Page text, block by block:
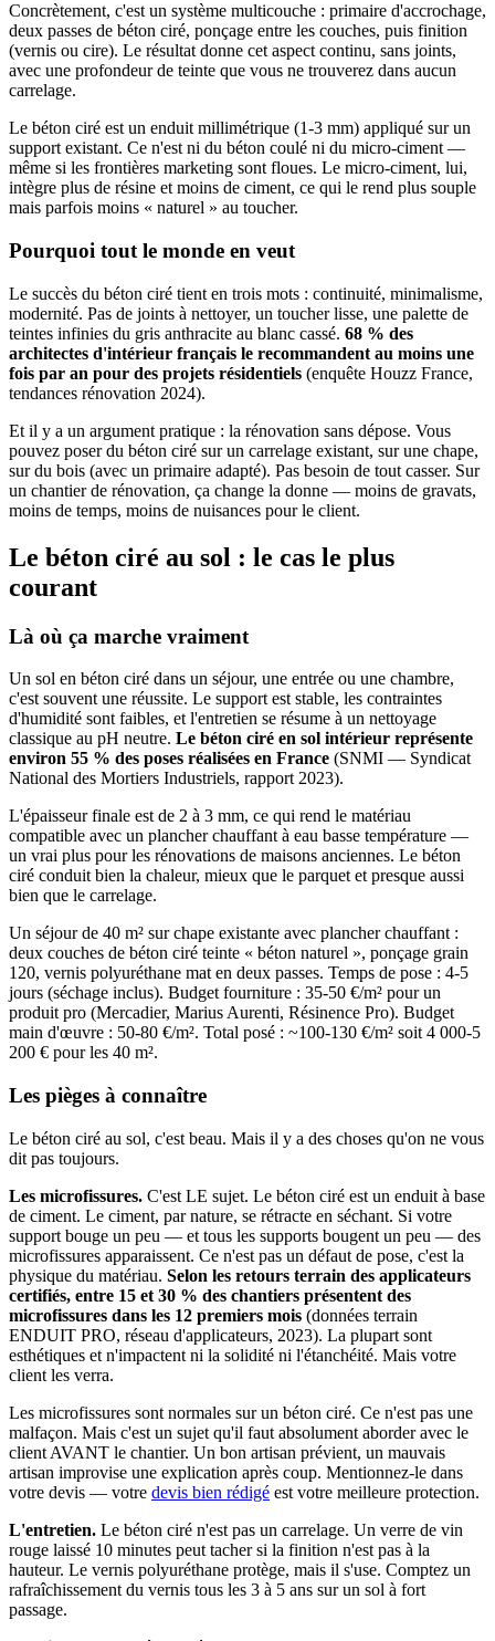
Concrètement, c'est un système multicouche : primaire d'accrochage,
deux passes de béton ciré, ponçage entre les couches, puis finition
(vernis ou cire). Le résultat donne cet aspect continu, sans joints,
avec une profondeur de teinte que vous ne trouverez dans aucun
carrelage.
Le béton ciré est un enduit millimétrique (1-3 mm) appliqué sur un
support existant. Ce n'est ni du béton coulé ni du micro-ciment —
même si les frontières marketing sont floues. Le micro-ciment, lui,
intègre plus de résine et moins de ciment, ce qui le rend plus souple
mais parfois moins « naturel » au toucher.
Pourquoi tout le monde en veut
Le succès du béton ciré tient en trois mots : continuité, minimalisme,
modernité. Pas de joints à nettoyer, un toucher lisse, une palette de
teintes infinies du gris anthracite au blanc cassé. 68 % des
architectes d'intérieur français le recommandent au moins une
fois par an pour des projets résidentiels (enquête Houzz France,
tendances rénovation 2024).
Et il y a un argument pratique : la rénovation sans dépose. Vous
pouvez poser du béton ciré sur un carrelage existant, sur une chape,
sur du bois (avec un primaire adapté). Pas besoin de tout casser. Sur
un chantier de rénovation, ça change la donne — moins de gravats,
moins de temps, moins de nuisances pour le client.
Le béton ciré au sol : le cas le plus
courant
Là où ça marche vraiment
Un sol en béton ciré dans un séjour, une entrée ou une chambre,
c'est souvent une réussite. Le support est stable, les contraintes
d'humidité sont faibles, et l'entretien se résume à un nettoyage
classique au pH neutre. Le béton ciré en sol intérieur représente
environ 55 % des poses réalisées en France (SNMI — Syndicat
National des Mortiers Industriels, rapport 2023).
L'épaisseur finale est de 2 à 3 mm, ce qui rend le matériau
compatible avec un plancher chauffant à eau basse température —
un vrai plus pour les rénovations de maisons anciennes. Le béton
ciré conduit bien la chaleur, mieux que le parquet et presque aussi
bien que le carrelage.
Un séjour de 40 m² sur chape existante avec plancher chauffant :
deux couches de béton ciré teinte « béton naturel », ponçage grain
120, vernis polyuréthane mat en deux passes. Temps de pose : 4-5
jours (séchage inclus). Budget fourniture : 35-50 €/m² pour un
produit pro (Mercadier, Marius Aurenti, Résinence Pro). Budget
main d'œuvre : 50-80 €/m². Total posé : ~100-130 €/m² soit 4 000-5
200 € pour les 40 m².
Les pièges à connaître
Le béton ciré au sol, c'est beau. Mais il y a des choses qu'on ne vous
dit pas toujours.
Les microfissures. C'est LE sujet. Le béton ciré est un enduit à base
de ciment. Le ciment, par nature, se rétracte en séchant. Si votre
support bouge un peu — et tous les supports bougent un peu — des
microfissures apparaissent. Ce n'est pas un défaut de pose, c'est la
physique du matériau. Selon les retours terrain des applicateurs
certifiés, entre 15 et 30 % des chantiers présentent des
microfissures dans les 12 premiers mois (données terrain
ENDUIT PRO, réseau d'applicateurs, 2023). La plupart sont
esthétiques et n'impactent ni la solidité ni l'étanchéité. Mais votre
client les verra.
Les microfissures sont normales sur un béton ciré. Ce n'est pas une
malfaçon. Mais c'est un sujet qu'il faut absolument aborder avec le
client AVANT le chantier. Un bon artisan prévient, un mauvais
artisan improvise une explication après coup. Mentionnez-le dans
votre devis — votre devis bien rédigé est votre meilleure protection.
L'entretien. Le béton ciré n'est pas un carrelage. Un verre de vin
rouge laissé 10 minutes peut tacher si la finition n'est pas à la
hauteur. Le vernis polyuréthane protège, mais il s'use. Comptez un
rafraîchissement du vernis tous les 3 à 5 ans sur un sol à fort
passage.